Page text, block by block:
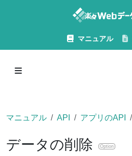
マニュアル
マニュアル API アプリのAPI
データの削除 Option